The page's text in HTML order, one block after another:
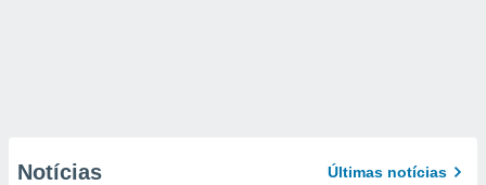
Notícias Últimas notícias